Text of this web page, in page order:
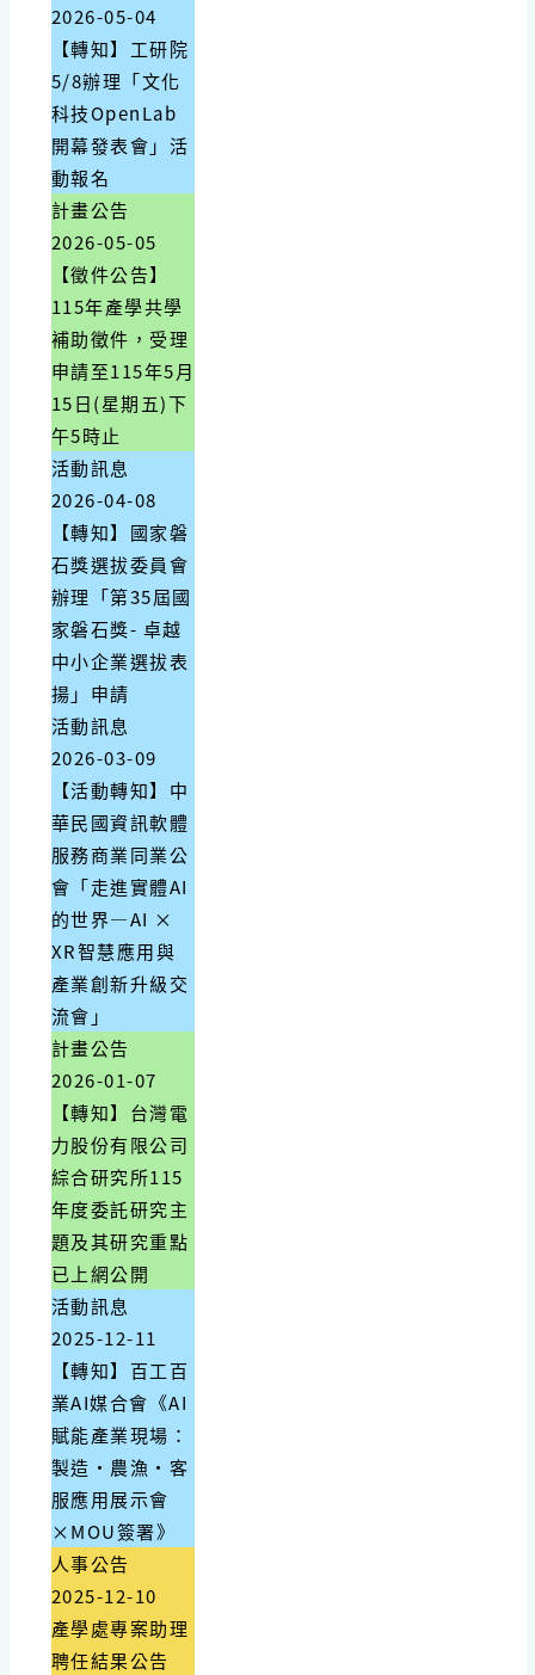
2026-05-04
【轉知】工研院
5/8辦理「文化
科技OpenLab
開幕發表會」活
動報名
計畫公告
2026-05-05
【徵件公告】
115年產學共學
補助徵件，受理
申請至115年5月
15日(星期五)下
午5時止
活動訊息
2026-04-08
【轉知】國家磐
石獎選拔委員會
辦理「第35屆國
家磐石獎- 卓越
中小企業選拔表
揚」申請
活動訊息
2026-03-09
【活動轉知】中
華民國資訊軟體
服務商業同業公
會「走進實體AI
的世界—AI ×
XR智慧應用與
產業創新升級交
流會」
計畫公告
2026-01-07
【轉知】台灣電
力股份有限公司
綜合研究所115
年度委託研究主
題及其研究重點
已上網公開
活動訊息
2025-12-11
【轉知】百工百
業AI媒合會《AI
賦能產業現場：
製造・農漁・客
服應用展示會
×MOU簽署》
人事公告
2025-12-10
產學處專案助理
聘任結果公告